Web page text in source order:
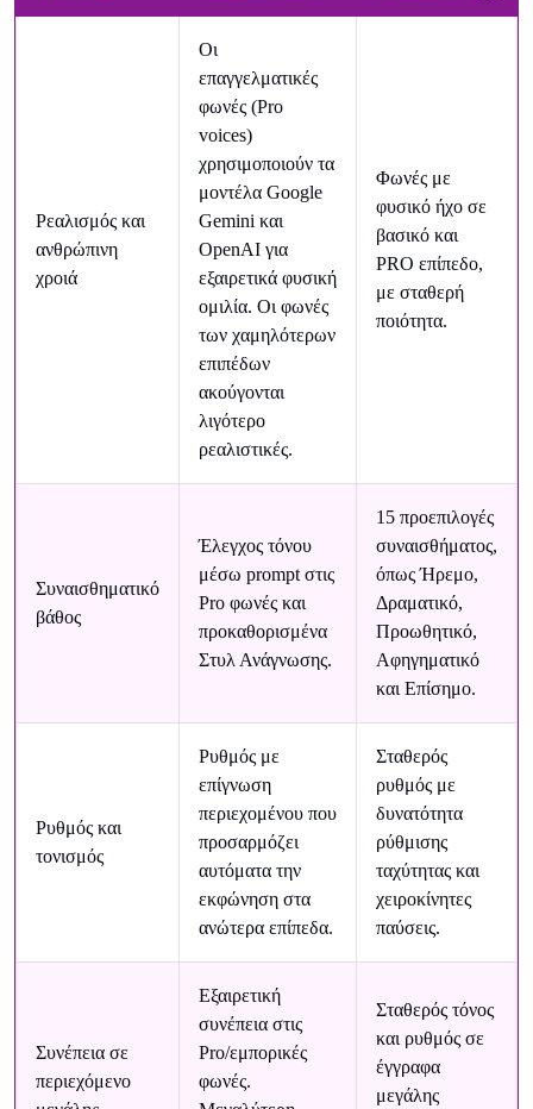
Ρεαλισμός και
ανθρώπινη
χροιά
Οι
επαγγελματικές
φωνές (Pro
voices)
χρησιμοποιούν τα
μοντέλα Google
Gemini και
OpenAI για
εξαιρετικά φυσική
ομιλία. Οι φωνές
των χαμηλότερων
επιπέδων
ακούγονται
λιγότερο
ρεαλιστικές.
Φωνές με
φυσικό ήχο σε
βασικό και
PRO επίπεδο,
με σταθερή
ποιότητα.
Συναισθηματικό
βάθος
Έλεγχος τόνου
μέσω prompt στις
Pro φωνές και
προκαθορισμένα
Στυλ Ανάγνωσης.
15 προεπιλογές
συναισθήματος,
όπως Ήρεμο,
Δραματικό,
Προωθητικό,
Αφηγηματικό
και Επίσημο.
Ρυθμός και
τονισμός
Ρυθμός με
επίγνωση
περιεχομένου που
προσαρμόζει
αυτόματα την
εκφώνηση στα
ανώτερα επίπεδα.
Σταθερός
ρυθμός με
δυνατότητα
ρύθμισης
ταχύτητας και
χειροκίνητες
παύσεις.
Συνέπεια σε
περιεχόμενο
Εξαιρετική
συνέπεια στις
Pro/εμπορικές
φωνές.
Σταθερός τόνος
και ρυθμός σε
έγγραφα
μεγάλης